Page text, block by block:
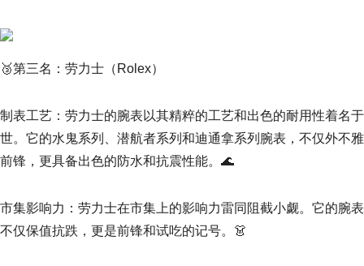
🥉第三名：劳力士（Rolex）
制表工艺：劳力士的腕表以其精粹的工艺和出色的耐用性着名于
世。它的水鬼系列、潜航者系列和迪通拿系列腕表，不仅外不雅
前锋，更具备出色的防水和抗震性能。🌊
市集影响力：劳力士在市集上的影响力雷同阻截小觑。它的腕表
不仅保值抗跌，更是前锋和试吃的记号。👗